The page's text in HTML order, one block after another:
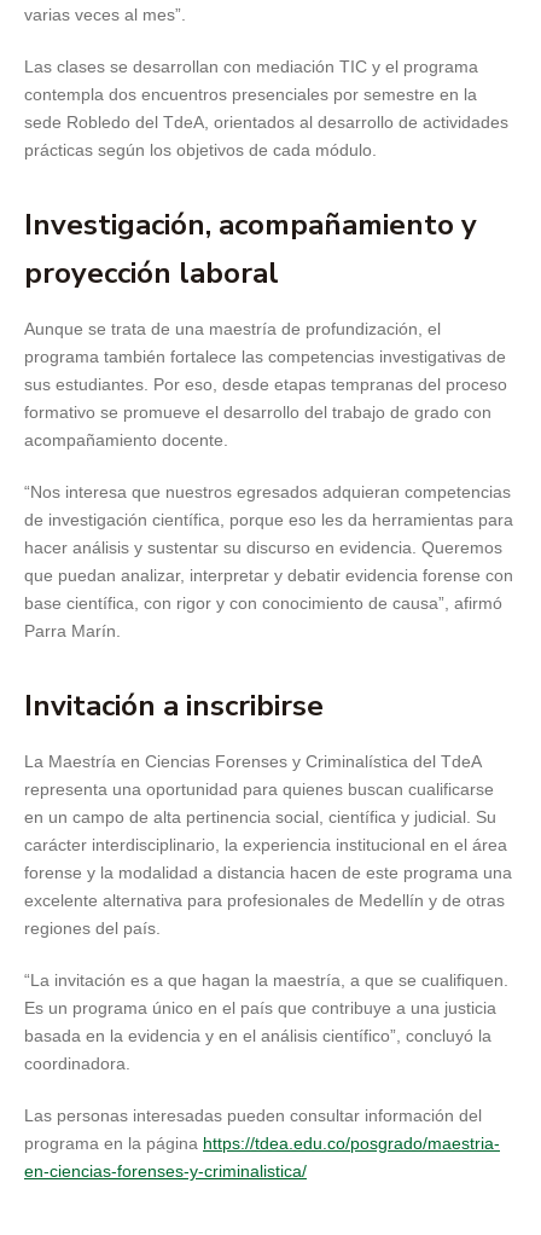
varias veces al mes”.
Las clases se desarrollan con mediación TIC y el programa
contempla dos encuentros presenciales por semestre en la
sede Robledo del TdeA, orientados al desarrollo de actividades
prácticas según los objetivos de cada módulo.
Investigación, acompañamiento y
proyección laboral
Aunque se trata de una maestría de profundización, el
programa también fortalece las competencias investigativas de
sus estudiantes. Por eso, desde etapas tempranas del proceso
formativo se promueve el desarrollo del trabajo de grado con
acompañamiento docente.
“Nos interesa que nuestros egresados adquieran competencias
de investigación científica, porque eso les da herramientas para
hacer análisis y sustentar su discurso en evidencia. Queremos
que puedan analizar, interpretar y debatir evidencia forense con
base científica, con rigor y con conocimiento de causa”, afirmó
Parra Marín.
Invitación a inscribirse
La Maestría en Ciencias Forenses y Criminalística del TdeA
representa una oportunidad para quienes buscan cualificarse
en un campo de alta pertinencia social, científica y judicial. Su
carácter interdisciplinario, la experiencia institucional en el área
forense y la modalidad a distancia hacen de este programa una
excelente alternativa para profesionales de Medellín y de otras
regiones del país.
“La invitación es a que hagan la maestría, a que se cualifiquen.
Es un programa único en el país que contribuye a una justicia
basada en la evidencia y en el análisis científico”, concluyó la
coordinadora.
Las personas interesadas pueden consultar información del
programa en la página https://tdea.edu.co/posgrado/maestria-
en-ciencias-forenses-y-criminalistica/